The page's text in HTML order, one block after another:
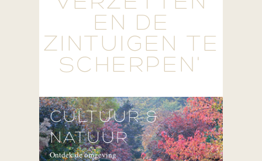
EN DE
ZINTUIGEN TE
SCHERPEN'
CULTUUR &
NATUUR
Ontdek de omgeving